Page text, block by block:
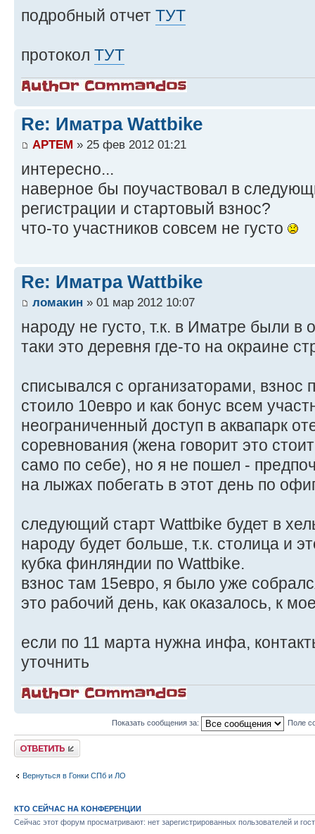
подробный отчет ТУТ
протокол ТУТ
Re: Иматра Wattbike
APTEM » 25 фев 2012 01:21
интересно...
наверное бы поучаствовал в
регистрации и стартовый взнос?
что-то участников совсем не густо
Re: Иматра Wattbike
ломакин » 01 мар 2012 10:07
народу не густо, т.к. в Иматре были
таки это деревня где-то на окраине
списывался с организаторами, взнос
стоило 10евро и как бонус всем
неограниченный доступ в аквапарк
соревнования (жена говорит это
само по себе), но я не пошел -
на лыжах побегать в этот день по
следующий старт Wattbike будет в
народу будет больше, т.к. столица и
кубка финляндии по Wattbike.
взнос там 15евро, я было уже
это рабочий день, как оказалось, к
если по 11 марта нужна инфа,
уточнить
Показать сообщения за: Поле
Ответить
Вернуться в Гонки СПб и ЛО
КТО СЕЙЧАС НА КОНФЕРЕНЦИИ
Сейчас этот форум просматривают: нет зарегистрированных пользователей и